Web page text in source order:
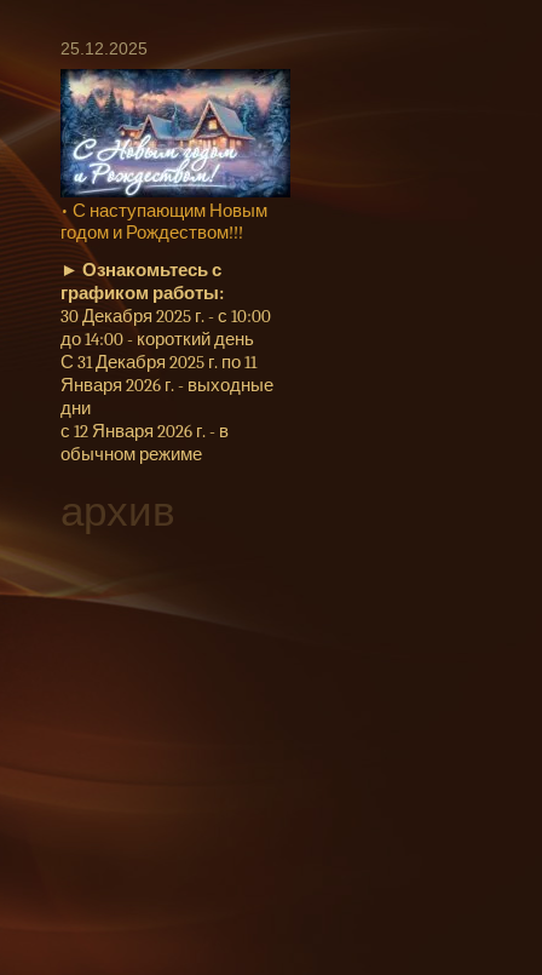
25.12.2025
• С наступающим Новым
годом и Рождеством!!!
►Ознакомьтесь с
графиком работы:
30 Декабря 2025 г. - с 10:00
до 14:00 - короткий день
С 31 Декабря 2025 г. по 11
Января 2026 г. - выходные
дни
с 12 Января 2026 г. - в
обычном режиме
архив